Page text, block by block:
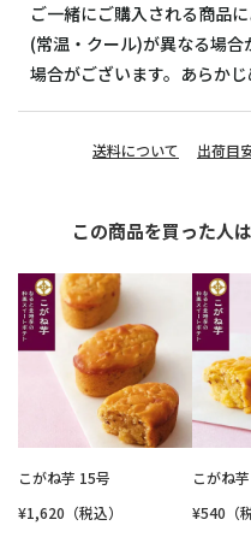
ご一緒にご購入される商品
(常温・クール)が異なる場
場合がございます。あらかじ
送料について 出荷目
この商品を買った人
こがね芋 15号
¥1,620（税込）
こがね
¥540（